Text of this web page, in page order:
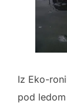
Iz Eko-
pod